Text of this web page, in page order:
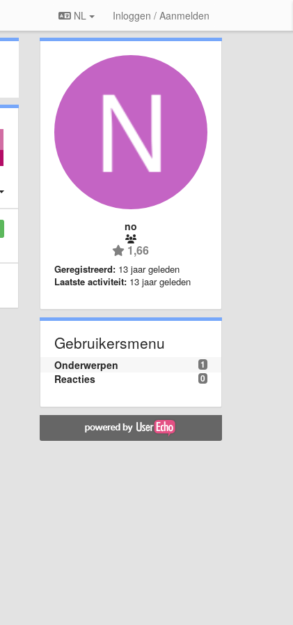
NL Inloggen / Aanmelden
no
1,66
Geregistreerd: 13 jaar geleden
Laatste activiteit: 13 jaar geleden
Gebruikersmenu
1
Onderwerpen
0
Reacties